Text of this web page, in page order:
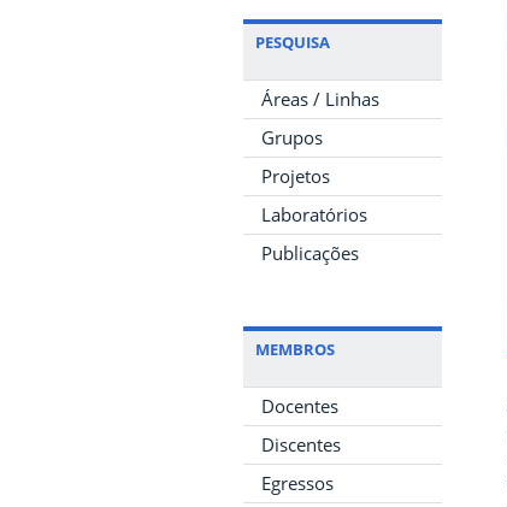
PESQUISA
Áreas / Linhas
Grupos
Projetos
Laboratórios
Publicações
MEMBROS
Docentes
Discentes
Egressos